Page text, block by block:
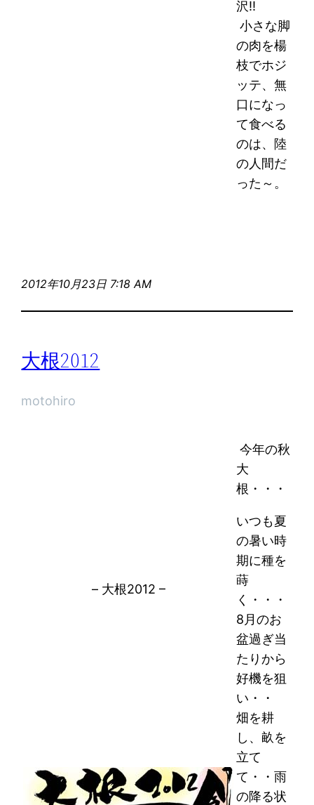
沢!!
小さな脚
の肉を楊
枝でホジ
ッテ、無
口になっ
て食べる
のは、陸
の人間だ
った～。
2012年10月23日 7:18 AM
大根2012
motohiro
– 大根2012 –
今年の秋
大
根・・・
いつも夏
の暑い時
期に種を
蒔
く・・・
8月のお
盆過ぎ当
たりから
好機を狙
い・・
畑を耕
し、畝を
立て
て・・雨
の降る状